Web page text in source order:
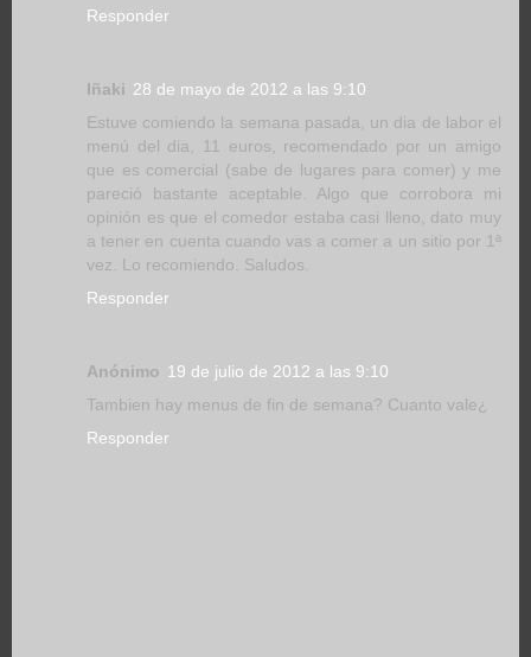
Responder
Iñaki 28 de mayo de 2012 a las 9:10
Estuve comiendo la semana pasada, un dia de labor el
menú del dia, 11 euros, recomendado por un amigo
que es comercial (sabe de lugares para comer) y me
pareció bastante aceptable. Algo que corrobora mi
opinión es que el comedor estaba casi lleno, dato muy
a tener en cuenta cuando vas a comer a un sitio por 1ª
vez. Lo recomiendo. Saludos.
Responder
Anónimo 19 de julio de 2012 a las 9:10
Tambien hay menus de fin de semana? Cuanto vale¿
Responder